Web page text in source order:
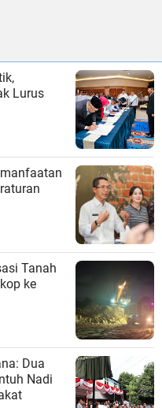
Lurus
Tanah
ke
Dua
Nadi